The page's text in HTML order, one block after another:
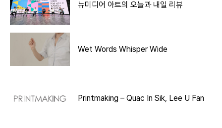
뉴미디어 아트의 오늘과 내일 리뷰
Wet Words Whisper Wide
Printmaking – Quac In Sik, Lee U Fan